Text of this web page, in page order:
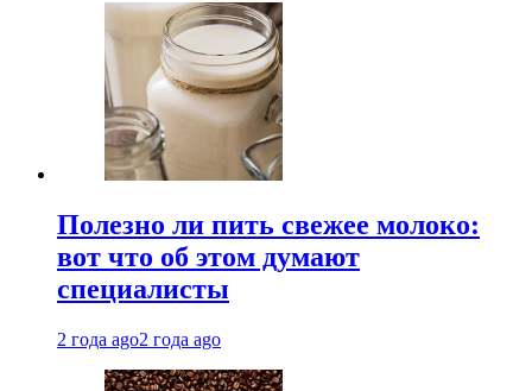
Полезно ли пить свежее молоко:
вот что об этом думают
специалисты
2 года ago2 года ago